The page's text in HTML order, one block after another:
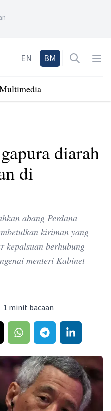
-
EN BM Open
diarah
di
abang Perdana
kiriman yang
kepalsuan berhubung
menteri Kabinet
1 minit bacaan